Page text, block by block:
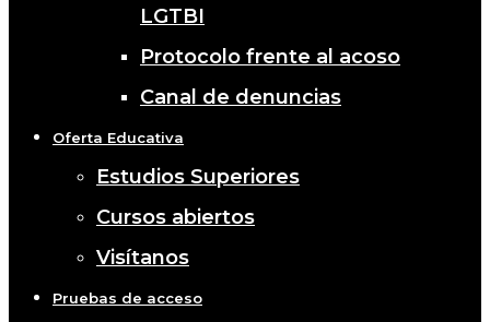
LGTBI
Protocolo frente al acoso
Canal de denuncias
Oferta Educativa
Estudios Superiores
Cursos abiertos
Visítanos
Pruebas de acceso